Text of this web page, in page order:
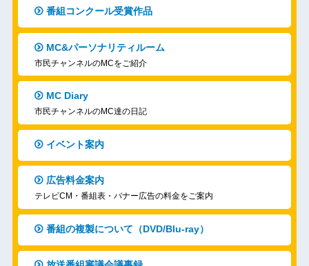
番組コンクール受賞作品
MC&パーソナリティルーム
市民チャンネルのMCをご紹介
MC Diary
市民チャンネルのMC達の日記
イベント案内
広告料金案内
テレビCM・番組表・バナー広告の料金をご案内
番組の複製について（DVD/Blu-ray）